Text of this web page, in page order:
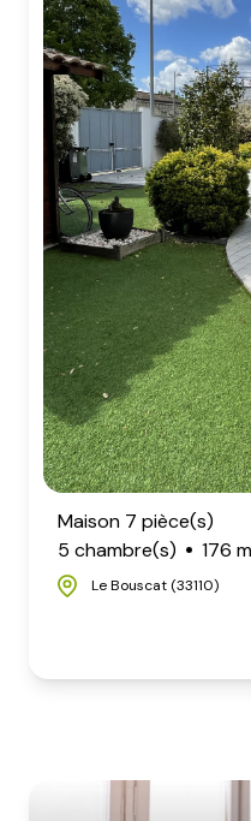
Maison 7 pièce(s)
5 chambre(s)
176
Le Bouscat (33110)